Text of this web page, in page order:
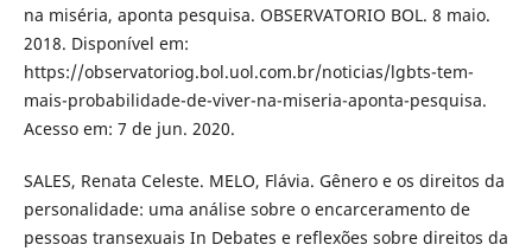
na miséria, aponta pesquisa. OBSERVATORIO BOL. 8 maio.
2018. Disponível em:
https://observatoriog.bol.uol.com.br/noticias/lgbts-tem-
mais-probabilidade-de-viver-na-miseria-aponta-pesquisa.
Acesso em: 7 de jun. 2020.
SALES, Renata Celeste. MELO, Flávia. Gênero e os direitos da
personalidade: uma análise sobre o encarceramento de
pessoas transexuais In Debates e reflexões sobre direitos da